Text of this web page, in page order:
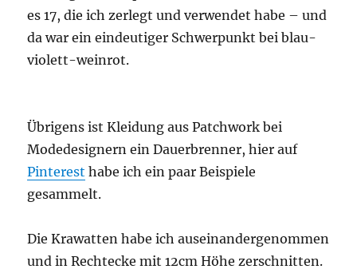
es 17, die ich zerlegt und verwendet habe – und
da war ein eindeutiger Schwerpunkt bei blau-
violett-weinrot.
Übrigens ist Kleidung aus Patchwork bei
Modedesignern ein Dauerbrenner, hier auf
Pinterest habe ich ein paar Beispiele
gesammelt.
Die Krawatten habe ich auseinandergenommen
und in Rechtecke mit 12cm Höhe zerschnitten.